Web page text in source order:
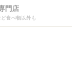
門店
食べ物以外も